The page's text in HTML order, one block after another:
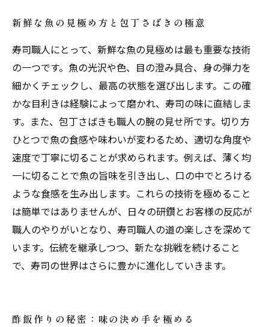
新鮮な魚の見極め方と包丁さばきの極意
寿司職人にとって、新鮮な魚の見極めは最も重要な技術
の一つです。魚の光沢や色、目の澄み具合、身の弾力を
細かくチェックし、最高の状態を選び出します。この確
かな目利きは経験によって磨かれ、寿司の味に直結しま
す。また、包丁さばきも職人の腕の見せ所です。切り方
ひとつで魚の食感や味わいが変わるため、適切な角度や
速度で丁寧に切ることが求められます。例えば、薄く均
一に切ることで魚の旨味を引き出し、口の中でとろける
ような食感を生み出します。これらの技術を極めること
は簡単ではありませんが、日々の研鑽とお客様の反応が
職人のやりがいとなり、寿司職人の道の楽しさを深めて
います。伝統を継承しつつ、新たな挑戦を続けること
で、寿司の世界はさらに豊かに進化していきます。
酢飯作りの秘密：味の決め手を極める